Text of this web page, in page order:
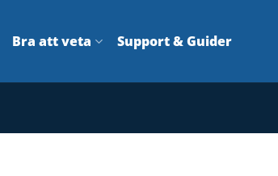
Bra att veta Support & Guider